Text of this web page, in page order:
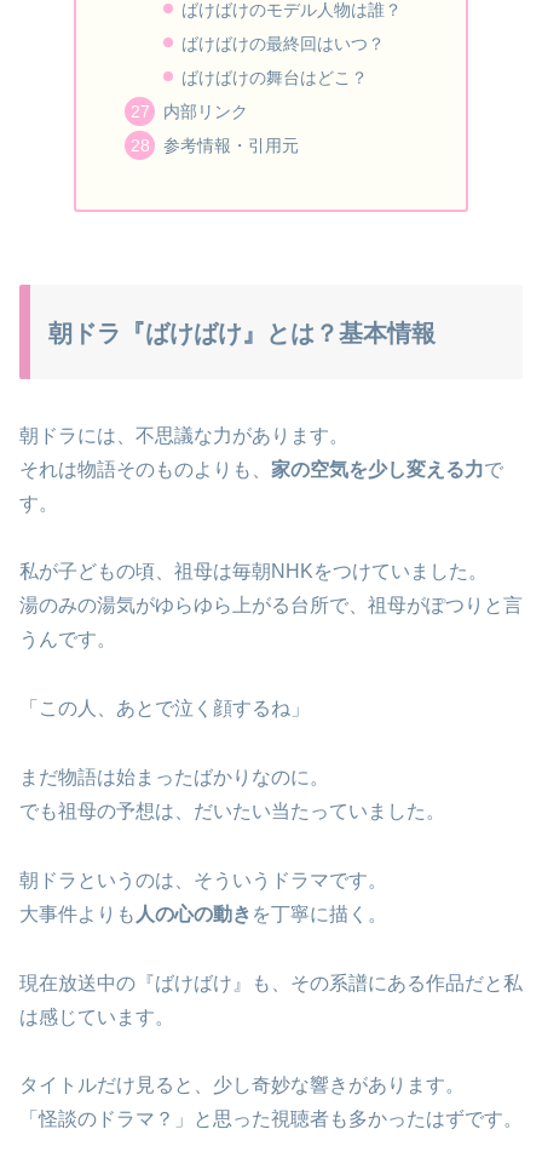
ばけばけのモデル人物は誰？
ばけばけの最終回はいつ？
ばけばけの舞台はどこ？
内部リンク
参考情報・引用元
朝ドラ『ばけばけ』とは？基本情報
朝ドラには、不思議な力があります。
それは物語そのものよりも、 家の空気を少し変える力で
す。
私が子どもの頃、祖母は毎朝NHKをつけていました。
湯のみの湯気がゆらゆら上がる台所で、祖母がぽつりと言
うんです。
「この人、あとで泣く顔するね」
まだ物語は始まったばかりなのに。
でも祖母の予想は、だいたい当たっていました。
朝ドラというのは、そういうドラマです。
大事件よりも 人の心の動き を丁寧に描く。
現在放送中の『ばけばけ』も、その系譜にある作品だと私
は感じています。
タイトルだけ見ると、少し奇妙な響きがあります。
「怪談のドラマ？」と思った視聴者も多かったはずです。